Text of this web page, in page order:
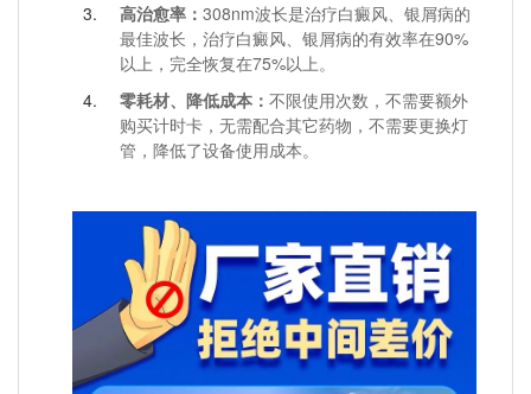
高治愈率： 308nm波长是治疗白癜风、银屑病的
最佳波长，治疗白癜风、银屑病的有效率在90%
以上，完全恢复在75%以上。
零耗材、降低成本： 不限使用次数，不需要额外
购买计时卡，无需配合其它药物，不需要更换灯
管，降低了设备使用成本。